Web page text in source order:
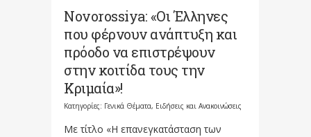
Novorossiya: «Οι Έλληνες
που φέρνουν ανάπτυξη και
πρόοδο να επιστρέψουν
στην κοιτίδα τους την
Κριμαία»!
Κατηγορίες: Γενικά Θέματα, Ειδήσεις και Ανακοινώσεις
Με τίτλο «Η επανεγκατάσταση των